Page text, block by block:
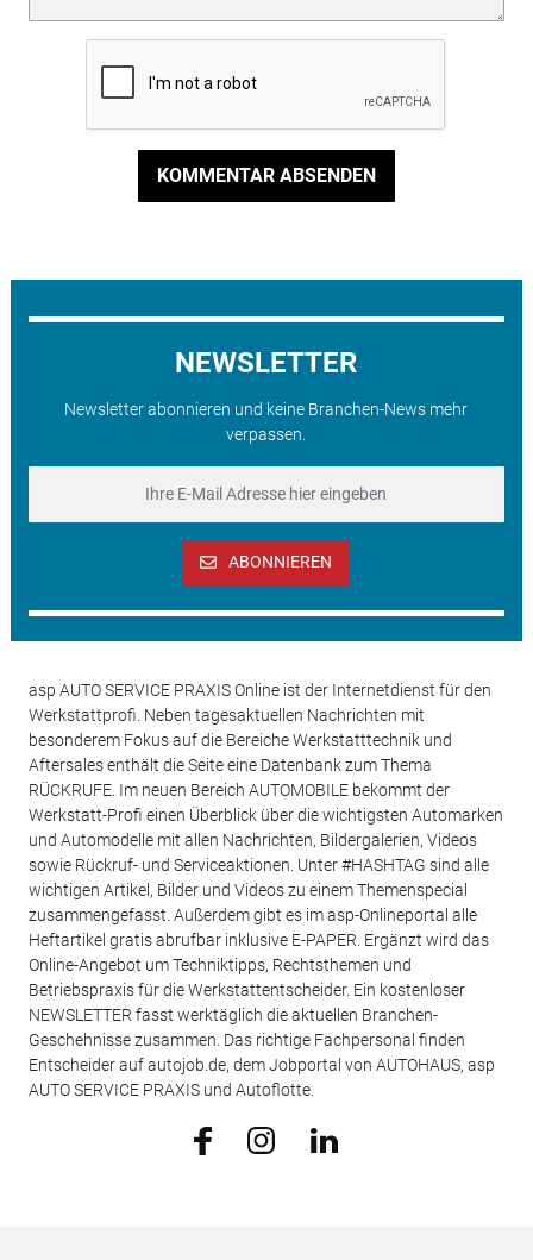
KOMMENTAR ABSENDEN
NEWSLETTER
Newsletter abonnieren und keine Branchen-News mehr
verpassen.
ABONNIEREN
asp AUTO SERVICE PRAXIS Online ist der Internetdienst für den
Werkstattprofi. Neben tagesaktuellen Nachrichten mit
besonderem Fokus auf die Bereiche Werkstatttechnik und
Aftersales enthält die Seite eine Datenbank zum Thema
RÜCKRUFE. Im neuen Bereich AUTOMOBILE bekommt der
Werkstatt-Profi einen Überblick über die wichtigsten Automarken
und Automodelle mit allen Nachrichten, Bildergalerien, Videos
sowie Rückruf- und Serviceaktionen. Unter #HASHTAG sind alle
wichtigen Artikel, Bilder und Videos zu einem Themenspecial
zusammengefasst. Außerdem gibt es im asp-Onlineportal alle
Heftartikel gratis abrufbar inklusive E-PAPER. Ergänzt wird das
Online-Angebot um Techniktipps, Rechtsthemen und
Betriebspraxis für die Werkstattentscheider. Ein kostenloser
NEWSLETTER fasst werktäglich die aktuellen Branchen-
Geschehnisse zusammen. Das richtige Fachpersonal finden
Entscheider auf autojob.de, dem Jobportal von AUTOHAUS, asp
AUTO SERVICE PRAXIS und Autoflotte.